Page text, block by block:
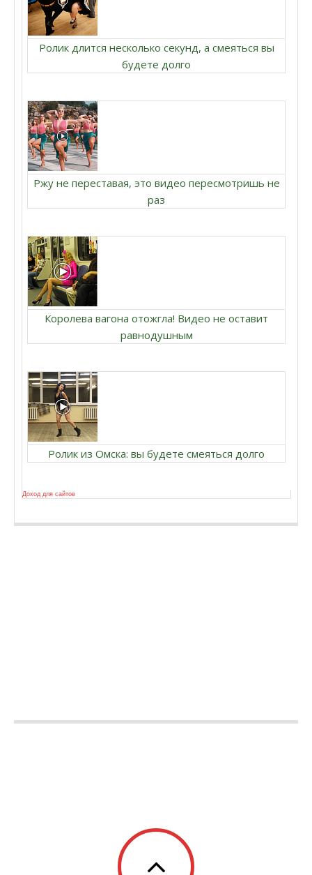
Ролик длится несколько секунд, а смеяться вы
будете долго
Ржу не переставая, это видео пересмотришь не
раз
Королева вагона отожгла! Видео не оставит
равнодушным
Ролик из Омска: вы будете смеяться долго
Доход для сайтов